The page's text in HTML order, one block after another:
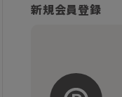
新規会員登録